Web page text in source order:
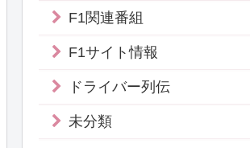
F1関連番組
F1サイト情報
ドライバー列伝
未分類